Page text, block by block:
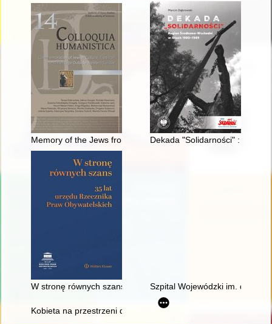
Memory of the Jews from PomeraniaDekada "Solidarności" :
W stronę równych szans : 35 lat urzędu Rzecznika Praw
Szpital Wojewódzki im. dr.
Kobieta na przestrzeni dziejów. T. 7